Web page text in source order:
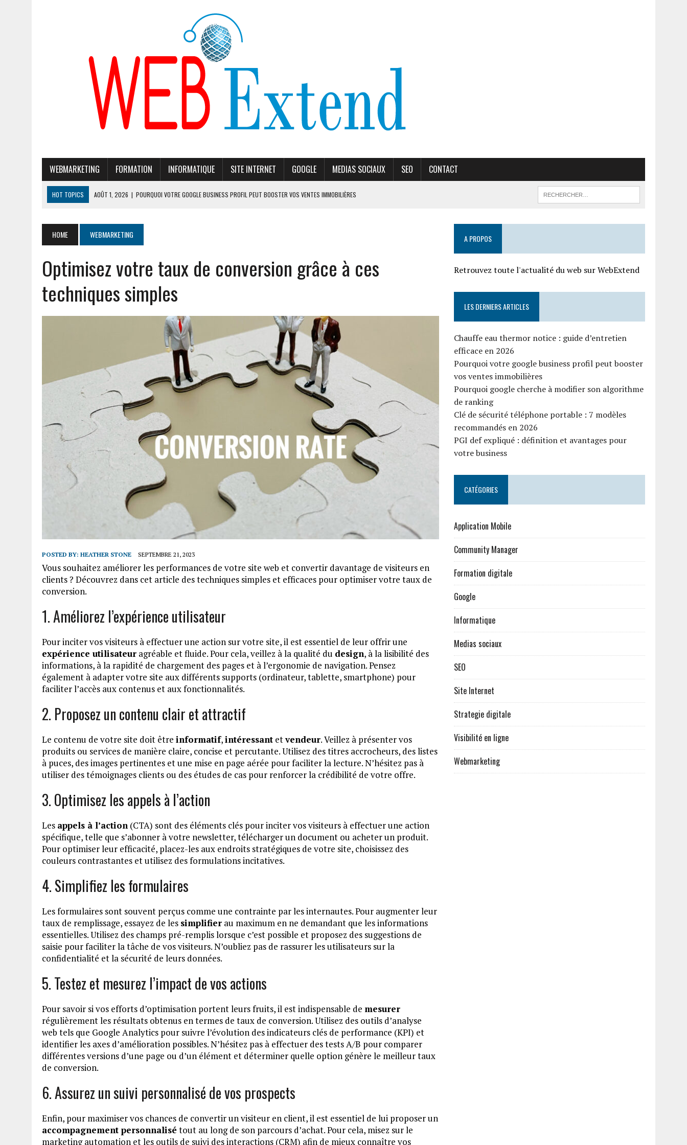
WEBMARKETING FORMATION INFORMATIQUE SITE INTERNET GOOGLE MEDIAS SOCIAUX SEO CONTACT
HOT TOPICS AOÛT 1, 2026 | POURQUOI VOTRE GOOGLE BUSINESS PROFIL PEUT BOOSTER VOS VENTES IMMOBILIÈRES
JUILLET 20, 2026 | PGI DEF EXPLIQUÉ : DÉFINITION ET AVANTAGES POUR VOTRE BUSINESS
AOÛT 5, 2026
CHAUFFE EAU THERMOR NOTICE : GUIDE D’ENTRETIEN EFFICACE EN 2026
HOME WEBMARKETING
Optimisez votre taux de conversion grâce à ces
techniques simples
POSTED BY: HEATHER STONE SEPTEMBRE 21, 2023
Vous souhaitez améliorer les performances de votre site web et convertir davantage de visiteurs en
clients ? Découvrez dans cet article des techniques simples et efficaces pour optimiser votre taux de
conversion.
1. Améliorez l’expérience utilisateur
Pour inciter vos visiteurs à effectuer une action sur votre site, il est essentiel de leur offrir une
expérience utilisateur agréable et fluide. Pour cela, veillez à la qualité du design, à la lisibilité des
informations, à la rapidité de chargement des pages et à l’ergonomie de navigation. Pensez
également à adapter votre site aux différents supports (ordinateur, tablette, smartphone) pour
faciliter l’accès aux contenus et aux fonctionnalités.
2. Proposez un contenu clair et attractif
Le contenu de votre site doit être informatif,intéressant etvendeur. Veillez à présenter vos
produits ou services de manière claire, concise et percutante. Utilisez des titres accrocheurs, des listes
à puces, des images pertinentes et une mise en page aérée pour faciliter la lecture. N’hésitez pas à
utiliser des témoignages clients ou des études de cas pour renforcer la crédibilité de votre offre.
3. Optimisez les appels à l’action
Les appels à l’action (CTA) sont des éléments clés pour inciter vos visiteurs à effectuer une action
spécifique, telle que s’abonner à votre newsletter, télécharger un document ou acheter un produit.
Pour optimiser leur efficacité, placez-les aux endroits stratégiques de votre site, choisissez des
couleurs contrastantes et utilisez des formulations incitatives.
4. Simplifiez les formulaires
Les formulaires sont souvent perçus comme une contrainte par les internautes. Pour augmenter leur
taux de remplissage, essayez de les simplifier au maximum en ne demandant que les informations
essentielles. Utilisez des champs pré-remplis lorsque c’est possible et proposez des suggestions de
saisie pour faciliter la tâche de vos visiteurs. N’oubliez pas de rassurer les utilisateurs sur la
confidentialité et la sécurité de leurs données.
5. Testez et mesurez l’impact de vos actions
Pour savoir si vos efforts d’optimisation portent leurs fruits, il est indispensable de mesurer
régulièrement les résultats obtenus en termes de taux de conversion. Utilisez des outils d’analyse
web tels que Google Analytics pour suivre l’évolution des indicateurs clés de performance (KPI) et
identifier les axes d’amélioration possibles. N’hésitez pas à effectuer des tests A/B pour comparer
différentes versions d’une page ou d’un élément et déterminer quelle option génère le meilleur taux
de conversion.
6. Assurez un suivi personnalisé de vos prospects
Enfin, pour maximiser vos chances de convertir un visiteur en client, il est essentiel de lui proposer un
accompagnement personnalisétout au long de son parcours d’achat. Pour cela, misez sur le
marketing automation et les outils de suivi des interactions (CRM) afin de mieux connaître vos
A PROPOS
Retrouvez toute l'actualité du web sur WebExtend
LES DERNIERS ARTICLES
Chauffe eau thermor notice : guide d’entretien
efficace en 2026
Pourquoi votre google business profil peut booster
vos ventes immobilières
Pourquoi google cherche à modifier son algorithme
de ranking
Clé de sécurité téléphone portable : 7 modèles
recommandés en 2026
PGI def expliqué : définition et avantages pour
votre business
CATÉGORIES
Application Mobile
Community Manager
Formation digitale
Google
Informatique
Medias sociaux
SEO
Site Internet
Strategie digitale
Visibilité en ligne
Webmarketing